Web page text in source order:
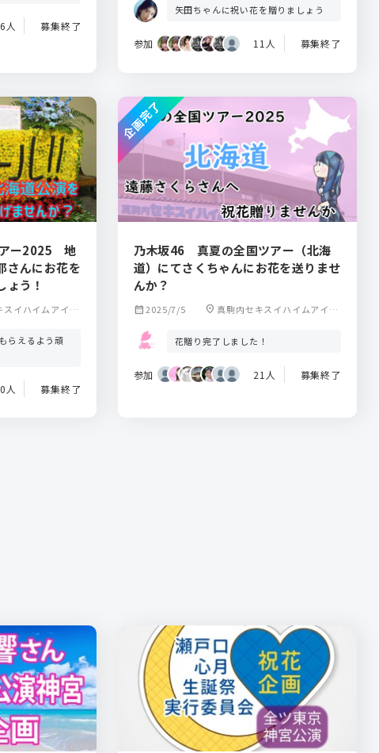
6人 募集終了
矢田ちゃんに祝い花を贈りましょう
参加 11人 募集終了
アー2025 地
さんにお花を
う！
スイハイムアイス
らえるよう頑
人 募集終了
乃木坂46 真夏の全国ツアー（北海
道）にてさくちゃんにお花を送りませ
んか？
calendar_month2025/7/5 location_on 真駒内セキスイハイムアイス
花贈り完了しました！
参加 21人 募集終了
企画完了